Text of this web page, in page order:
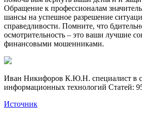
Обращение к профессионалам
шансы на успешное разрешение
справедливости. Помните, что
осмотрительность – это ваши лучшие
финансовыми мошенниками.
Иван Никифоров К.Ю.Н. специалист в
информационных технологий Cтатей:
Источник